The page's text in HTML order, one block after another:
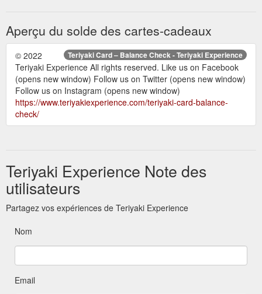
Aperçu du solde des cartes-cadeaux
Teriyaki Card – Balance Check - Teriyaki Experience
© 2022
Teriyaki Experience All rights reserved. Like us on Facebook
(opens new window) Follow us on Twitter (opens new window)
Follow us on Instagram (opens new window)
https://www.teriyakiexperience.com/teriyaki-card-balance-
check/
Teriyaki Experience Note des
utilisateurs
Partagez vos expériences de Teriyaki Experience
Nom
Email